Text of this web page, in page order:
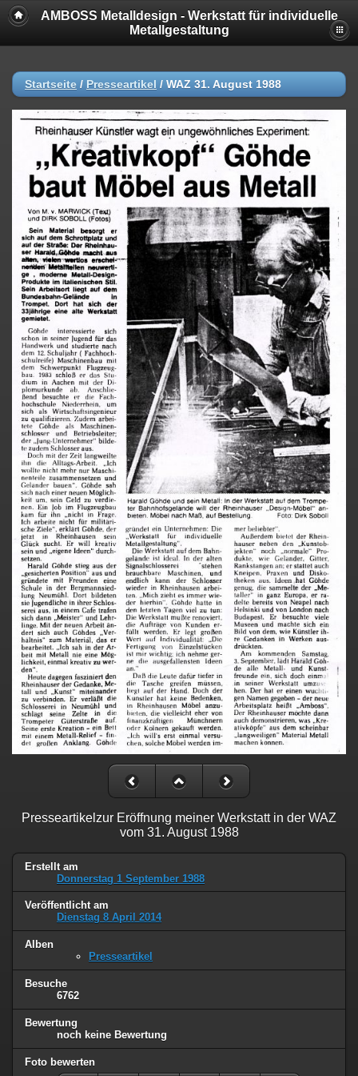
AMBOSS Metalldesign - Werkstatt für individuelle
Metallgestaltung
Startseite / Presseartikel / WAZ 31. August 1988
Presseartikelzur Eröffnung meiner Werkstatt in der WAZ
vom 31. August 1988
Erstellt am
Donnerstag 1 September 1988
Veröffentlicht am
Dienstag 8 April 2014
Alben
Presseartikel
Besuche
6762
Bewertung
noch keine Bewertung
Foto bewerten